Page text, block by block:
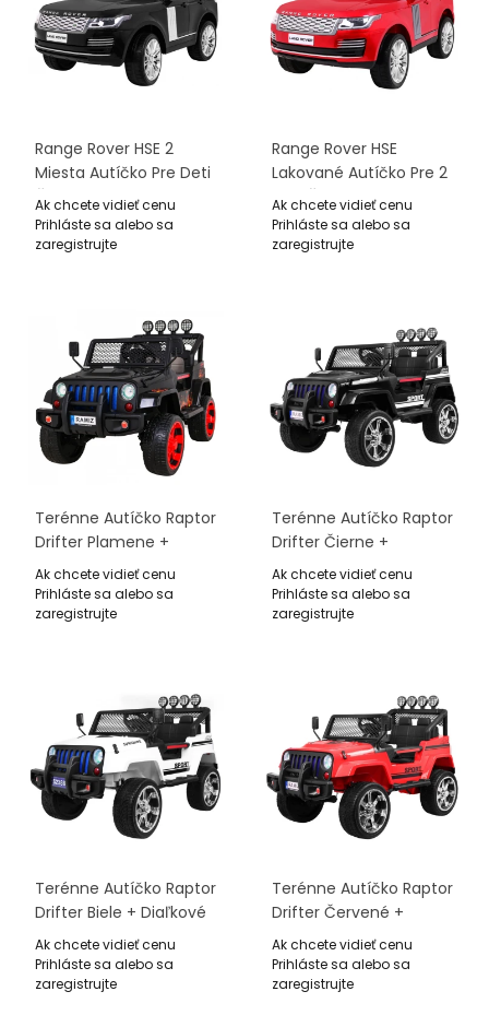
Range Rover HSE 2
Miesta Autíčko Pre Deti
Čierny + Ovládač + 5-
Bodové Pásy + Audio
Panel + LED
Ak chcete vidieť cenu
Prihláste sa alebo sa
zaregistrujte
Range Rover HSE
Lakované Autíčko Pre 2
Deti Červené +
Ovládač + 5-Bodové
Pásy + Audio Panel +
Ak chcete vidieť cenu
Prihláste sa alebo sa
zaregistrujte
Terénne Autíčko Raptor
Drifter Plamene +
Diaľkové Ovládanie +
Pohon 4x4 + Úložný
Priestor + Pomalý Štart
Ak chcete vidieť cenu
Prihláste sa alebo sa
zaregistrujte
Terénne Autíčko Raptor
Drifter Čierne +
Diaľkové Ovládanie +
Pohon 4x4 + Úložný
Priestor + Pomalý Štart
Ak chcete vidieť cenu
Prihláste sa alebo sa
zaregistrujte
Terénne Autíčko Raptor
Drifter Biele + Diaľkové
Ovládanie + Pohon 4x4
+ Úložný Priestor +
Pomalý Štart + MP3 LED
Ak chcete vidieť cenu
Prihláste sa alebo sa
zaregistrujte
Terénne Autíčko Raptor
Drifter Červené +
Diaľkové Ovládanie +
Pohon 4x4 + Úložný
Priestor + Pomalý Štart
Ak chcete vidieť cenu
Prihláste sa alebo sa
zaregistrujte